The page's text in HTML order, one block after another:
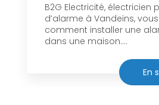
B2G Electricité, électricien
d’alarme à Vandeins,
comment installer une
dans une maison....
En